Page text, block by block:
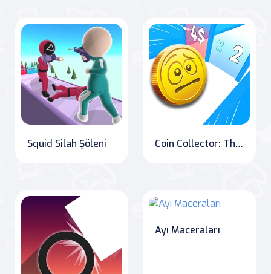
Squid Silah Şöleni Coin Collector: The Ultimate Money Fest Challenge
Ayı Maceraları